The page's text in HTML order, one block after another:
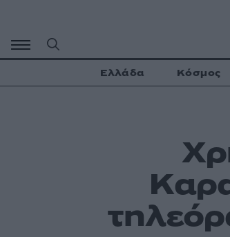
περιεχόμενο
Ελλάδα Κόσμος